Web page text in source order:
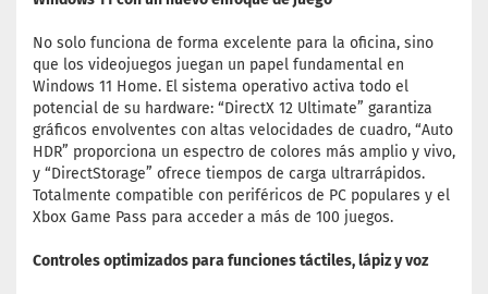
No solo funciona de forma excelente para la oficina, sino
que los videojuegos juegan un papel fundamental en
Windows 11 Home. El sistema operativo activa todo el
potencial de su hardware: “DirectX 12 Ultimate” garantiza
gráficos envolventes con altas velocidades de cuadro, “Auto
HDR” proporciona un espectro de colores más amplio y vivo,
y “DirectStorage” ofrece tiempos de carga ultrarrápidos.
Totalmente compatible con periféricos de PC populares y el
Xbox Game Pass para acceder a más de 100 juegos.
Controles optimizados para funciones táctiles, lápiz y voz